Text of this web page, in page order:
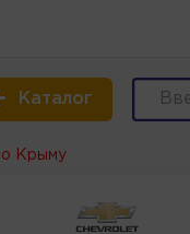
Каталог
Крыму